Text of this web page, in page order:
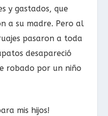
y gastados, que
a su madre. Pero al
pasaron a toda
desapareció
robado por un niño
mis hijos!